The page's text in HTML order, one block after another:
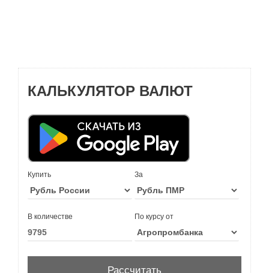
КАЛЬКУЛЯТОР ВАЛЮТ
Купить За
В количестве По курсу от